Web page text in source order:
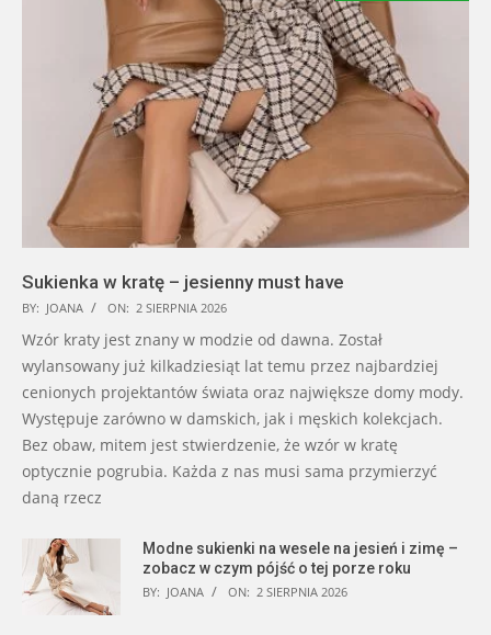
Sukienka w kratę – jesienny must have
BY: JOANA ON: 2 SIERPNIA 2026
Wzór kraty jest znany w modzie od dawna. Został
wylansowany już kilkadziesiąt lat temu przez najbardziej
cenionych projektantów świata oraz największe domy mody.
Występuje zarówno w damskich, jak i męskich kolekcjach.
Bez obaw, mitem jest stwierdzenie, że wzór w kratę
optycznie pogrubia. Każda z nas musi sama przymierzyć
daną rzecz
Modne sukienki na wesele na jesień i zimę –
zobacz w czym pójść o tej porze roku
BY: JOANA ON: 2 SIERPNIA 2026